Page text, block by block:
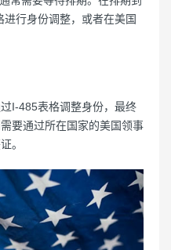
行身份调整，或者在美国
I-485表格调整身份，最终
要通过所在国家的美国领事
。